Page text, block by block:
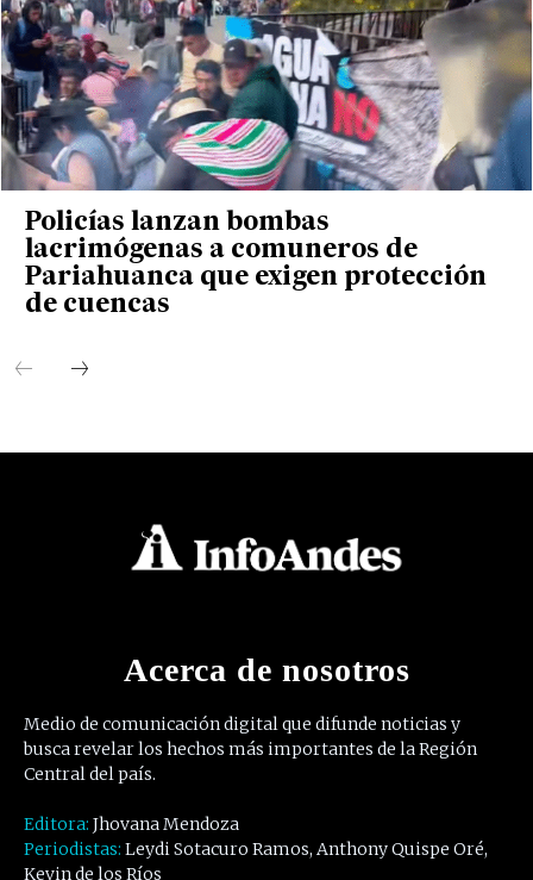
Policías lanzan bombas
lacrimógenas a comuneros de
Pariahuanca que exigen protección
de cuencas
Acerca de nosotros
Medio de comunicación digital que difunde noticias y
busca revelar los hechos más importantes de la Región
Central del país.
Editora: Jhovana Mendoza
Periodistas: Leydi Sotacuro Ramos, Anthony Quispe Oré,
Kevin de los Ríos